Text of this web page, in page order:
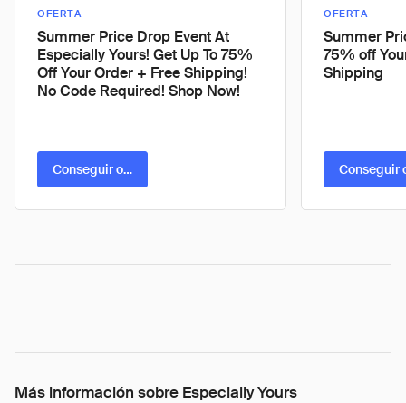
OFERTA
Summer Price Drop Event At
Especially Yours! Get Up To 75%
Off Your Order + Free Shipping!
No Code Required! Shop Now!
Conseguir oferta
OFERTA
Summer
75% off
Shipping
Conseguir
Más información sobre Especially Yours